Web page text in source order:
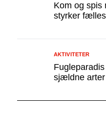
Kom og
styrker
sjældne
AKTIVITETER